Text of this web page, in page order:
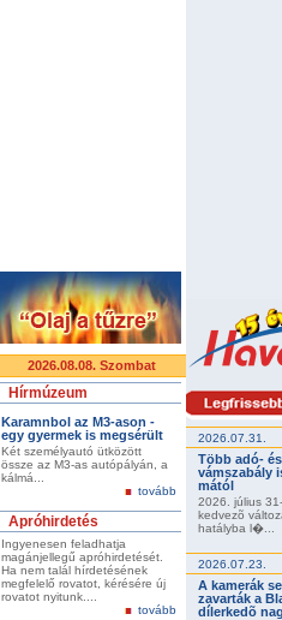
2026.08.08. Szombat
Hírmúzeum
Karamnbol az M3-ason -
egy gyermek is megsérült
Két személyautó ütközött
össze az M3-as autópályán, a
kálmá...
tovább
Apróhirdetés
Ingyenesen feladhatja
magánjellegű apróhirdetését.
Ha nem talál hírdetésének
megfelelő rovatot, kérésére új
rovatot nyitunk....
tovább
2026.07.31.
Több adó- és
vámszabály
mától
2026. július
kedvezõ
hatályba l�...
2026.07.23.
A kamerák
zavarták a
dílerkedõ